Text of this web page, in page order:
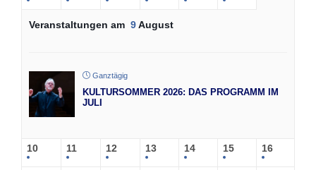
Veranstaltungen am 9August
Ganztägig
KULTURSOMMER 2026: DAS PROGRAMM IM
JULI
10 11 12 13 14 15 16